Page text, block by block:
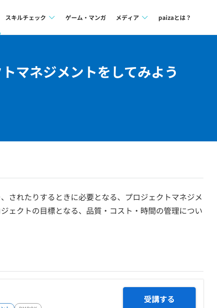
プラン
スキルチェック
SQL
ゲーム・マンガ メディア
paiza times
paizaとは？
マネジメントをしてみよう
されたりするときに必要となる、プロジェクトマネジメ
ェクトの目標となる、品質・コスト・時間の管理につい
受講する